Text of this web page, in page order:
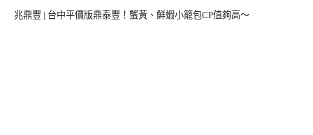
兆鼎豐 | 台中平價版鼎泰豐！蟹黃、鮮蝦小籠包CP值夠高～